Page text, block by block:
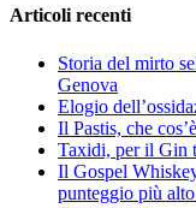
Articoli recenti
Storia del mirto
Genova
Elogio
Il Pastis, che
Taxidi, per il Gin
Il Gospel
punteggio più